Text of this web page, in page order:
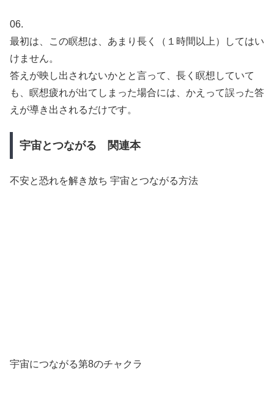
06.
最初は、この瞑想は、あまり長く（１時間以上）してはい
けません。
答えが映し出されないかとと言って、長く瞑想していて
も、瞑想疲れが出てしまった場合には、かえって誤った答
えが導き出されるだけです。
宇宙とつながる 関連本
不安と恐れを解き放ち 宇宙とつながる方法
宇宙につながる第8のチャクラ